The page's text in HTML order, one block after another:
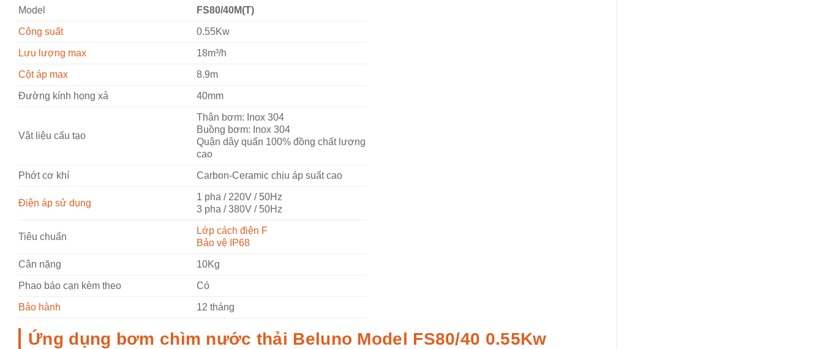
Model FS80/40M(T)
Công suất 0.55Kw
Lưu lượng max 18m³/h
Cột áp max 8.9m
Đường kính họng xả 40mm
Vật liệu cấu tạo
Thân bơm: Inox 304
Buồng bơm: Inox 304
Quận dây quấn 100% đồng chất lượng
cao
Phớt cơ khí Carbon-Ceramic chịu áp suất cao
Điện áp sử dụng
1 pha / 220V / 50Hz
3 pha / 380V / 50Hz
Tiêu chuẩn
Lớp cách điện F
Bảo vệ IP68
Cân nặng 10Kg
Phao báo cạn kèm theo Có
Bảo hành 12 tháng
Ứng dụng bơm chìm nước thải Beluno Model FS80/40 0.55Kw